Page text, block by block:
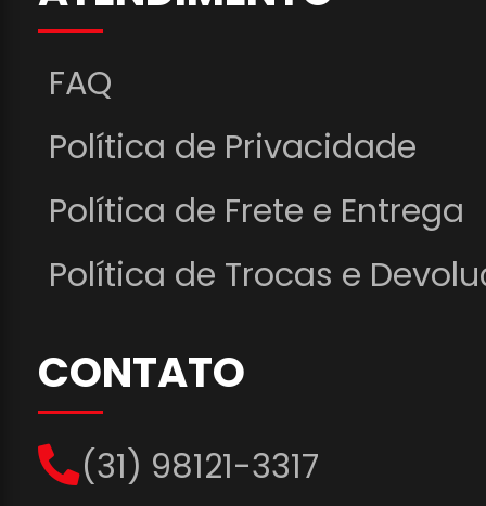
FAQ
Política de Privacidade
Política de Frete e Entrega
Política de Trocas e
CONTATO
(31) 98121-3317